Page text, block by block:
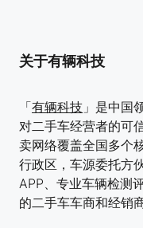
关于有辆科技
「有辆科技 」是中国
对二手车经营者的可
卖网络覆盖全国多个
行政区，车源委托方
APP、专业车辆检测
的二手车车商和经销